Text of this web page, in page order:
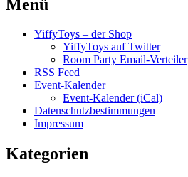
Menü
YiffyToys – der Shop
YiffyToys auf Twitter
Room Party Email-Verteiler
RSS Feed
Event-Kalender
Event-Kalender (iCal)
Datenschutzbestimmungen
Impressum
Kategorien